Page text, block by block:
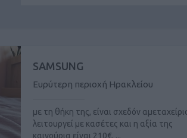
SAMSUNG
Ευρύτερη περιοχή Ηρακλείου
με τη θήκη της, είναι σχεδόν
λειτουργεί με κασέτες και η αξία της
καινούρια είναι 210€, ...